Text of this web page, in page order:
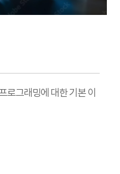
로그래밍에 대한 기본 이